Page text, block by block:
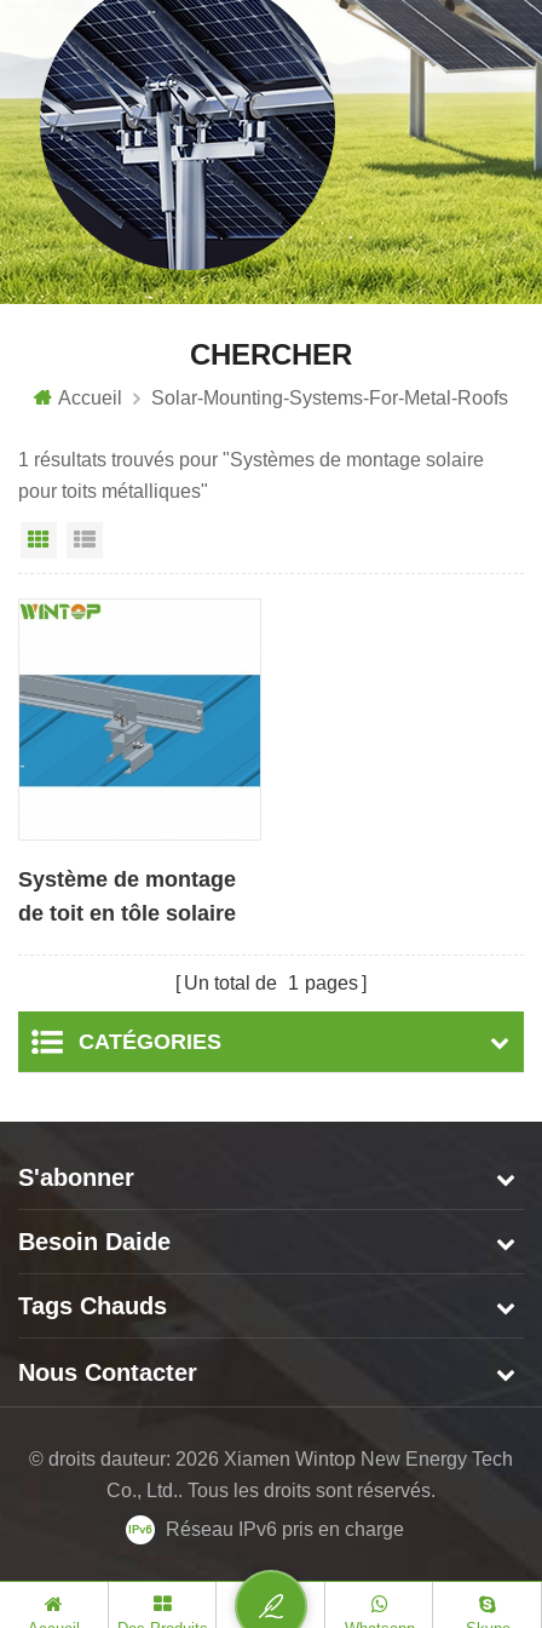
CHERCHER
Accueil Solar-Mounting-Systems-For-Metal-Roofs
1 résultats trouvés pour "Systèmes de montage solaire
pour toits métalliques"
Vue grille
Système de montage
de toit en tôle solaire
Un total de 1 pages
CATÉGORIES
S'abonner
Besoin Daide
Tags Chauds
Nous Contacter
© droits dauteur: 2026 Xiamen Wintop New Energy Tech
Co., Ltd.. Tous les droits sont réservés.
Réseau IPv6 pris en charge